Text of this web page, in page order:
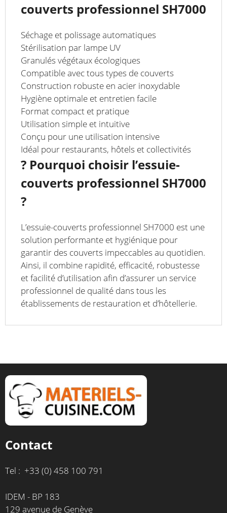
couverts professionnel SH7000
Séchage et polissage automatiques
Stérilisation par lampe UV
Granulés végétaux écologiques
Compatible avec tous types de couverts
Construction robuste en acier inoxydable
Hygiène optimale et entretien facile
Format compact et pratique
Utilisation simple et intuitive
Conçu pour une utilisation intensive
Idéal pour restaurants, hôtels et collectivités
? Pourquoi choisir l’essuie-
couverts professionnel SH7000
?
L’essuie-couverts professionnel SH7000 est une
solution performante et hygiénique pour
garantir des couverts impeccables au quotidien.
Ainsi, il combine rapidité, efficacité, robustesse
et facilité d’utilisation afin d’assurer un service
professionnel de qualité dans tous les
établissements de restauration et d’hôtellerie.
Contact
Tel : +33 (0) 458 100 791
IDEM - BP 183
129 avenue de Genève